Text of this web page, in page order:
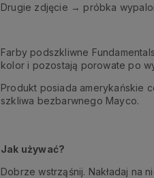
Drugie zdjęcie → próbka
Farby podszkliwne
kolor i pozostają porowate po
Produkt posiada amerykańskie
szkliwa bezbarwnego Mayco.
Jak używać?
Dobrze wstrząśnij. Nakładaj na